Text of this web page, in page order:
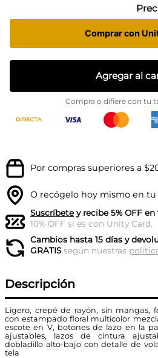
Comprar con
Agregar al
Compra o difiere con tu
Por compras superiores a
O recógelo hoy mismo en tu
Suscríbetey recibe 5% OFF
10% OFF si es con Unity Card.
Cambios hasta 15 días y
GRATISsegún nuestras
Descripción
Ligero, crepé de rayón, sin mangas,
con estampado floral multicolor
escote en V, botones de lazo en la
ajustables, lazos de cintura
dobladillo alto-bajo con detalle de
tela